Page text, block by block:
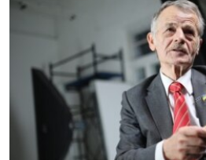
ТЕЛЕПРОЕКТ КРЫМ.РЕАЛИИ
СОВЕТЫ ПРАВОЗАЩИТНИКОВ
ПРОПАВШИЕ БЕЗ ВЕСТИ
ПОБЕДИТЕЛЕЙ НЕ СУДЯТ?
КРЫМ.НЕПОКОРЕННЫЙ
Qırımtatar
ПРИСОЕДИНЯЙТЕСЬ!